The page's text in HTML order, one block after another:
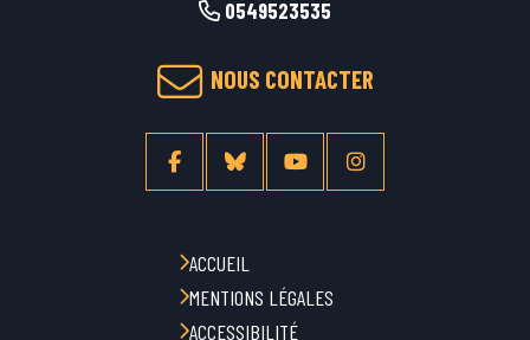
0549523535
NOUS CONTACTER
ACCUEIL
MENTIONS LÉGALES
ACCESSIBILITÉ